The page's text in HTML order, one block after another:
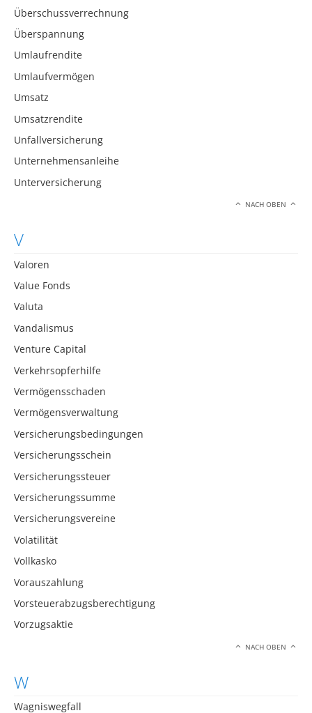
Überschussverrechnung
Überspannung
Umlaufrendite
Umlaufvermögen
Umsatz
Umsatzrendite
Unfallversicherung
Unternehmensanleihe
Unterversicherung
NACH OBEN
V
Valoren
Value Fonds
Valuta
Vandalismus
Venture Capital
Verkehrsopferhilfe
Vermögensschaden
Vermögensverwaltung
Versicherungsbedingungen
Versicherungsschein
Versicherungssteuer
Versicherungssumme
Versicherungsvereine
Volatilität
Vollkasko
Vorauszahlung
Vorsteuerabzugsberechtigung
Vorzugsaktie
NACH OBEN
W
Wagniswegfall